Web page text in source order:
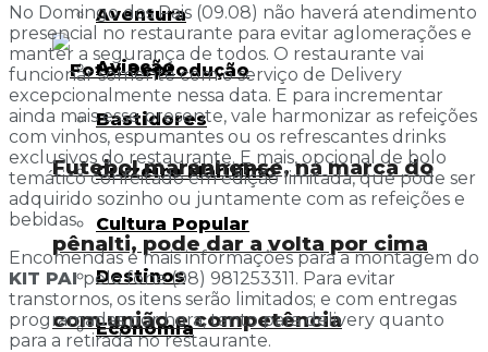
Aventura
Aviação
Bastidores
Cruzeiro Marítimo
Cultura Popular
Destinos
Economia
Futebol maranhense, na marca do
pênalti, pode dar a volta por cima
com união e competência
No Domingo dos Pais (09.08) não haverá atendimento
presencial no restaurante para evitar aglomerações e
manter a segurança de todos. O restaurante vai
funcionar somente com o serviço de Delivery
excepcionalmente nessa data. E para incrementar
ainda mais esse presente, vale harmonizar as refeições
com vinhos, espumantes ou os refrescantes drinks
exclusivos do restaurante. E mais, opcional de bolo
temático confeitado em edição limitada, que pode ser
adquirido sozinho ou juntamente com as refeições e
bebidas.
Encomendas e mais informações para a montagem do
KIT PAIpelo fone (98) 981253311. Para evitar
transtornos, os itens serão limitados; e com entregas
programadas por hora, tanto para delivery quanto
para a retirada no restaurante.